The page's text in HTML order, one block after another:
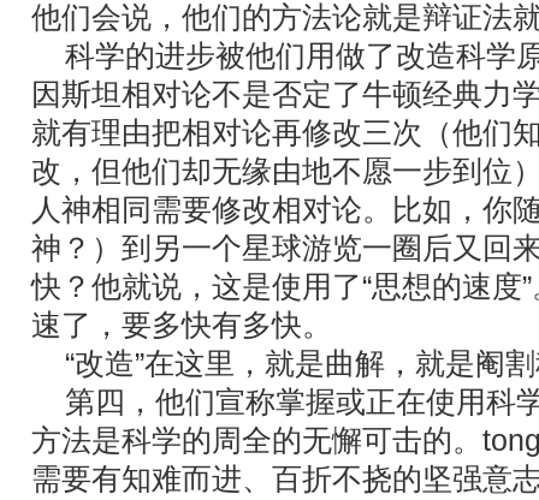
他们会说，他们的方法论就是辩证法
科学的进步被他们用做了改造科学
因斯坦相对论不是否定了牛顿经典力
就有理由把相对论再修改三次（他们
改，但他们却无缘由地不愿一步到位
人神相同需要修改相对论。比如，你
神？）到另一个星球游览一圈后又回
快？他就说，这是使用了“思想的速度
速了，要多快有多快。
“改造”在这里，就是曲解，就是阉
第四，他们宣称掌握或正在使用科
方法是科学的周全的无懈可击的。
需要有知难而进、百折不挠的坚强意